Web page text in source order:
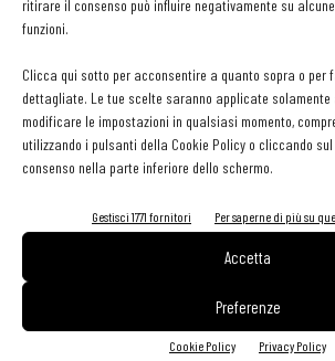
ritirare il consenso può influire negativamente su
funzioni.
Clicca qui sotto per acconsentire a quanto sopra o per
dettagliate. Le tue scelte saranno applicate solamente
modificare le impostazioni in qualsiasi momento,
utilizzando i pulsanti della Cookie Policy o cliccando
consenso nella parte inferiore dello schermo.
Gestisci 1771 fornitori Per saperne di più su
Accetta
Preferenze
Cookie Policy Privacy Policy
Formatosi nella cucina di Villa Crespi, raccoglie
Somma.
BADIA A PASSIGNANO (FIRENZE). All’
proprietà della della famiglia Antinori, saluta il
Crini, destinato alla meritata pensione. Qui
ristorante chiuse il giorno dopo aver ottenuto
MONASTERO DI VASCO (CUNEO)
rilievo, tra Milano e Copenhagen,Enrico
lo fa mettendosi alla guida del ristorantedell’